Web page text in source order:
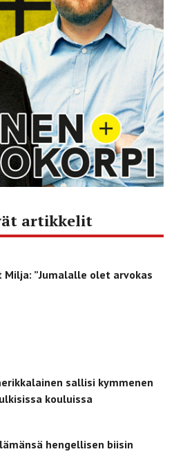
artikkelit
”Jumalalle olet arvokas
sallisi kymmenen
kouluissa
hengellisen biisin